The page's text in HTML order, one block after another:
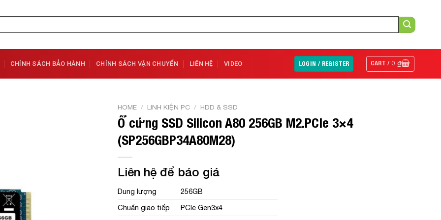
CHÍNH SÁCH BẢO HÀNH CHÍNH SÁCH VẬN CHUYỂN LIÊN HỆ VIDEO LOGIN / REGISTER CART /0₫
HOME / LINH KIỆN PC / HDD & SSD
Ổ cứng SSD Silicon A80 256GB M2.PCIe 3×4
(SP256GBP34A80M28)
Liên hệ để báo giá
Dung lượng
256GB
Chuẩn giao tiếp
PCIe Gen3x4